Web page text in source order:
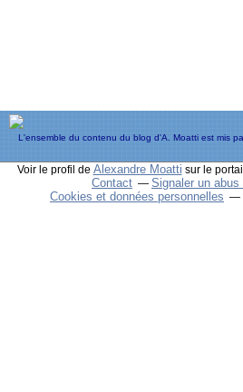
L'ensemble du contenu du blog d'A. Moatti est mis
Voir le profil de Alexandre Moatti sur le
Contact
Signaler un abus
Cookies et données personnelles